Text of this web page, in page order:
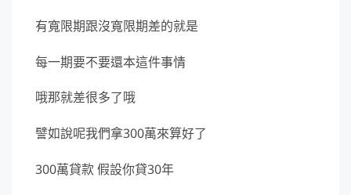
有寬限期跟沒寬限期差的就是
每一期要不要還本這件事情
哦那就差很多了哦
譬如說呢我們拿300萬來算好了
300萬貸款 假設你貸30年